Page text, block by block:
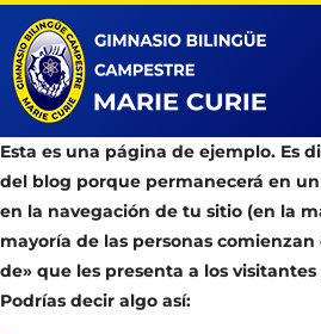
Esta es una página de ejemplo. Es
del blog porque permanecerá en
en la navegación de tu sitio (en la
mayoría de las personas
de» que les presenta a los
Podrías decir algo así: